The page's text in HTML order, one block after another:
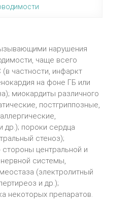
нарушения
чаще всего
частности, инфаркт
на фоне ГБ или
миокардиты различного
постгриппозные,
др.); пороки сердца
стеноз);
центральной и
нервной системы,
(электролитный
и др.);
некоторых препаратов.